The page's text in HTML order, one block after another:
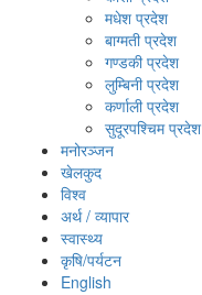
मधेश प्रदेश
बाग्मती प्रदेश
गण्डकी प्रदेश
लुम्बिनी प्रदेश
कर्णाली प्रदेश
सुदूरपश्‍चिम प्रदेश
मनोरञ्‍जन
खेलकुद
विश्‍व
अर्थ / व्यापार
स्वास्थ्य
कृषि/पर्यटन
English